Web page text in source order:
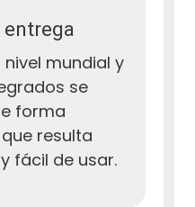
entrega
mundial y
se
forma
resulta
fácil de usar.